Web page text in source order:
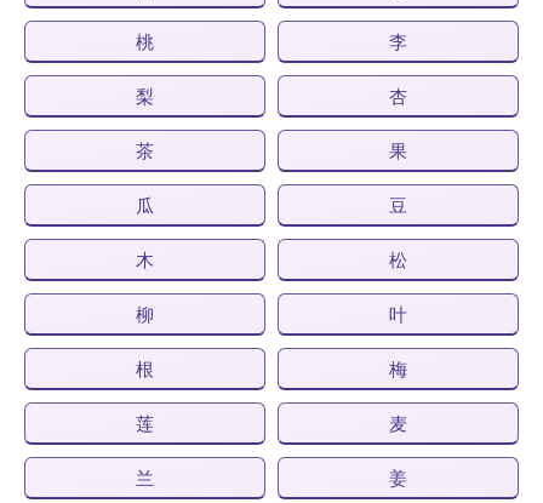
桃 李
梨 杏
茶 果
瓜 豆
木 松
柳 叶
根 梅
莲 麦
兰 姜